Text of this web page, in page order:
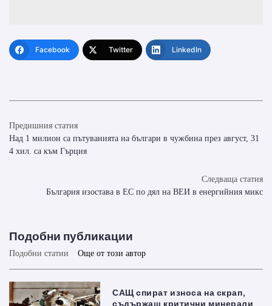
Facebook Twitter LinkedIn
Предишния статия
Над 1 милион са пътуванията на българи в чужбина през август, 31
4 хил. са към Гърция
Следваща статия
България изостава в ЕС по дял на ВЕИ в енергийния микс
Подобни публикации
Подобни статии Още от този автор
САЩ спират износа на скрап,
съдържащ критични минерали